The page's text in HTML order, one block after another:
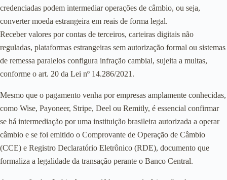
credenciadas podem intermediar operações de câmbio, ou seja,
converter moeda estrangeira em reais de forma legal.
Receber valores por contas de terceiros, carteiras digitais não
reguladas, plataformas estrangeiras sem autorização formal ou sistemas
de remessa paralelos configura infração cambial, sujeita a multas,
conforme o art. 20 da Lei nº 14.286/2021.
Mesmo que o pagamento venha por empresas amplamente conhecidas,
como Wise, Payoneer, Stripe, Deel ou Remitly, é essencial confirmar
se há intermediação por uma instituição brasileira autorizada a operar
câmbio e se foi emitido o Comprovante de Operação de Câmbio
(CCE) e Registro Declaratório Eletrônico (RDE), documento que
formaliza a legalidade da transação perante o Banco Central.